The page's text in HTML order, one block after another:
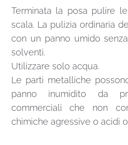
Terminata la posa pulire
scala. La pulizia ordinaria
con un panno umido
solventi.
Utilizzare solo acqua.
Le parti metalliche
panno inumidito da
commerciali che non
chimiche agressive o acidi